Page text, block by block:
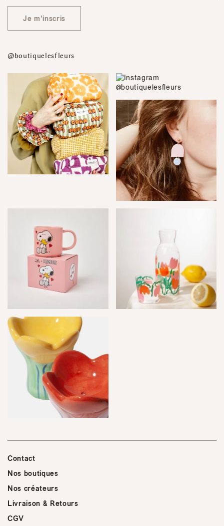
Je m'inscris
@boutiquelesfleurs
Contact
Nos boutiques
Nos créateurs
Livraison & Retours
CGV